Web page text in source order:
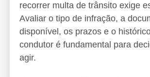
recorrer multa de trânsito exige
Avaliar o tipo de infração, a
disponível, os prazos e o
condutor é fundamental para
agir.